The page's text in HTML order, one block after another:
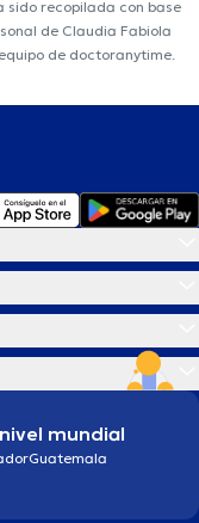
sido recopilada con base
de Claudia Fabiola
de doctoranytime.
mundial
Guatemala